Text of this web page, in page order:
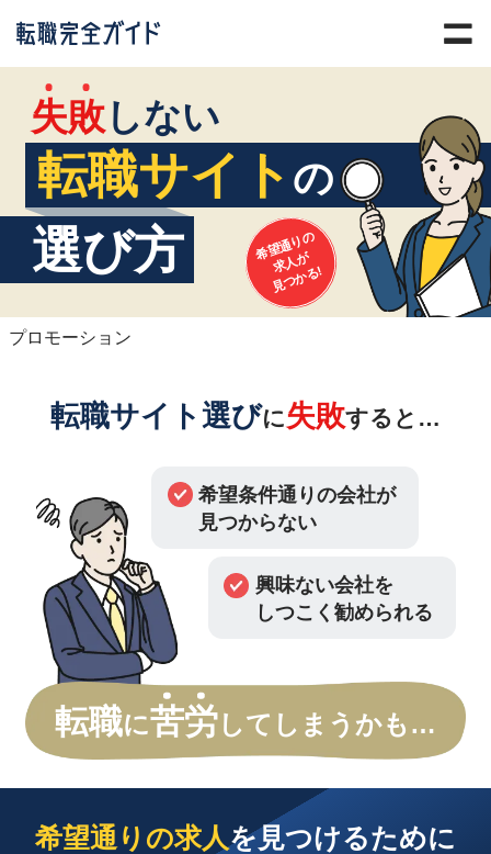
失敗しない
転職サイト の
選び方 希望通りの
求人が
見つかる!
プロモーション
転職サイト選びに失敗すると…
希望条件通りの会社が
見つからない
興味ない会社を
しつこく勧められる
転職に苦労してしまうかも…
希望通りの求人を見つけるために